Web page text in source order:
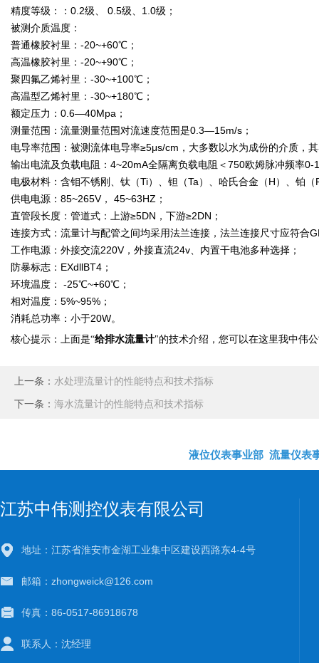
精度等级：：0.2级、 0.5级、1.0级；
被测介质温度：
普通橡胶衬里：-20~+60℃；
高温橡胶衬里：-20~+90℃；
聚四氟乙烯衬里：-30~+100℃；
高温型乙烯衬里：-30~+180℃；
额定压力：0.6—40Mpa；
测量范围：流量测量范围对流速度范围是0.3—15m/s；
电导率范围：被测流体电导率≥5μs/cm，大多数以水为成份的介质，
输出电流及负载电阻：4~20mA全隔离负载电阻＜750欧姆脉冲频率
电极材料：含钼不锈刚、钛（Ti）、钽（Ta）、哈氏合金（H）、铂
供电电源：85~265V， 45~63HZ；
直管段长度：管道式：上游≥5DN，下游≥2DN；
连接方式：流量计与配管之间均采用法兰连接，法兰连接尺寸应符合
工作电源：外接交流220V，外接直流24v、内置干电池多种选择；
防暴标志：EXdllBT4；
环境温度： -25℃~+60℃；
相对温度：5%~95%；
消耗总功率：小于20W。
核心提示：上面是“给排水流量计"的技术介绍，您可以在这里我中伟
上一条： 水处理流量计的性能特点和技术指标
下一条： 海水流量计的性能特点和技术指标
液位仪表事业部 流量仪表
江苏中伟测控仪表有限公司
地址：江苏省淮安市金湖工业集中区建设西路东4-4号
邮箱：zhongweick@126.com
传真：86-0517-86918678
联系人：沈经理